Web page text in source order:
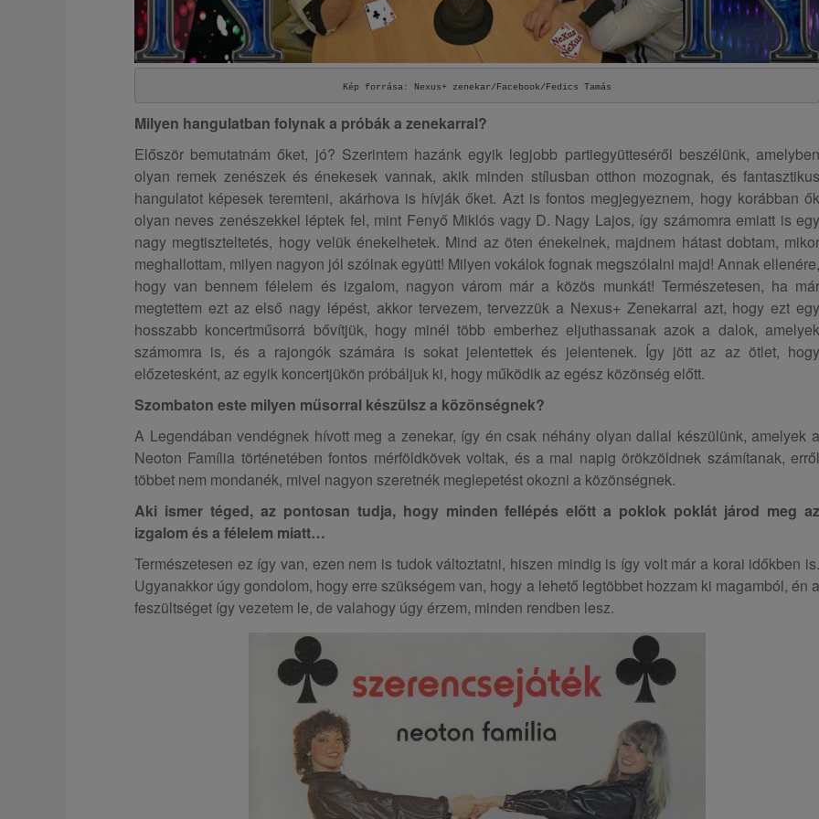
Kép forrása: Nexus+ zenekar/Facebook/Fedics Tamás
Milyen hangulatban folynak a próbák a zenekarral?
Először bemutatnám őket, jó? Szerintem hazánk egyik legjobb partiegyütteséről beszélünk, amelyben
olyan remek zenészek és énekesek vannak, akik minden stílusban otthon mozognak, és fantasztikus
hangulatot képesek teremteni, akárhova is hívják őket. Azt is fontos megjegyeznem, hogy korábban ők
olyan neves zenészekkel léptek fel, mint Fenyő Miklós vagy D. Nagy Lajos, így számomra emiatt is egy
nagy megtiszteltetés, hogy velük énekelhetek. Mind az öten énekelnek, majdnem hátast dobtam, mikor
meghallottam, milyen nagyon jól szólnak együtt! Milyen vokálok fognak megszólalni majd! Annak ellenére,
hogy van bennem félelem és izgalom, nagyon várom már a közös munkát! Természetesen, ha már
megtettem ezt az első nagy lépést, akkor tervezem, tervezzük a Nexus+ Zenekarral azt, hogy ezt egy
hosszabb koncertműsorrá bővítjük, hogy minél több emberhez eljuthassanak azok a dalok, amelyek
számomra is, és a rajongók számára is sokat jelentettek és jelentenek. Így jött az az ötlet, hogy
előzetesként, az egyik koncertjükön próbáljuk ki, hogy működik az egész közönség előtt.
Szombaton este milyen műsorral készülsz a közönségnek?
A Legendában vendégnek hívott meg a zenekar, így én csak néhány olyan dallal készülünk, amelyek a
Neoton Família történetében fontos mérföldkövek voltak, és a mai napig örökzöldnek számítanak, erről
többet nem mondanék, mivel nagyon szeretnék meglepetést okozni a közönségnek.
Aki ismer téged, az pontosan tudja, hogy minden fellépés előtt a poklok poklát járod meg az
izgalom és a félelem miatt…
Természetesen ez így van, ezen nem is tudok változtatni, hiszen mindig is így volt már a korai időkben is.
Ugyanakkor úgy gondolom, hogy erre szükségem van, hogy a lehető legtöbbet hozzam ki magamból, én a
feszültséget így vezetem le, de valahogy úgy érzem, minden rendben lesz.